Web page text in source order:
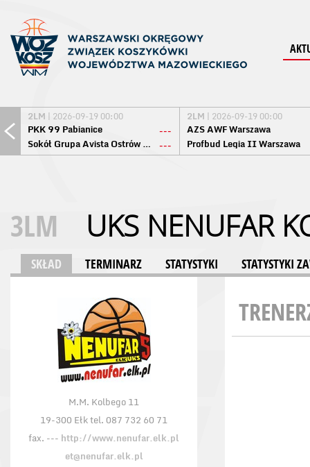
2LM | 2026-09-19 00:00
PKK 99 Pabianice
---
Sokół Grupa Avista Ostrów Maz. ---
2LM | 2026-09-19 00:00
AZS AWF Warszawa
Profbud Legia II Warszawa
3LM UKS NENUFAR
SKŁAD TERMINARZ STATYSTYKI STATYSTYKI
M.M. Kolbego 11
19-300 Ełk tel. 087 732 60 71
fax. --- http://www.nenufar.elk.pl
et@nenufar.elk.pl